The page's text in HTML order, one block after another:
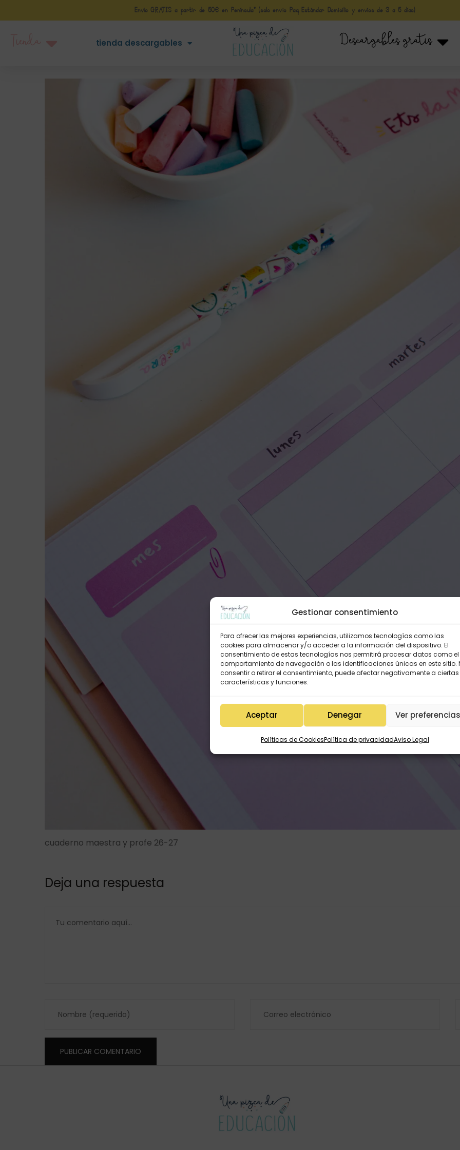
Gestionar consentimiento
Para ofrecer las mejores experiencias, utilizamos tecnologías como las
cookies para almacenar y/o acceder a la información del dispositivo. El
consentimiento de estas tecnologías nos permitirá procesar datos como el
comportamiento de navegación o las identificaciones únicas en este sitio.
consentir o retirar el consentimiento, puede afectar negativamente a ciertas
características y funciones.
Aceptar Denegar Ver
Políticas de CookiesPolítica de privacidadAviso Legal
Envío GRATIS a partir de 50€ en Península* (solo envio Paq Estándar Domicilio y envíos de 3 a 5 días)
tienda descargables Descargables gratis
cuaderno maestra y profe 26-27
Deja una respuesta